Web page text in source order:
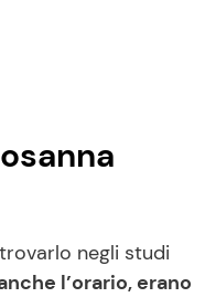
negli studi
l’orario, erano